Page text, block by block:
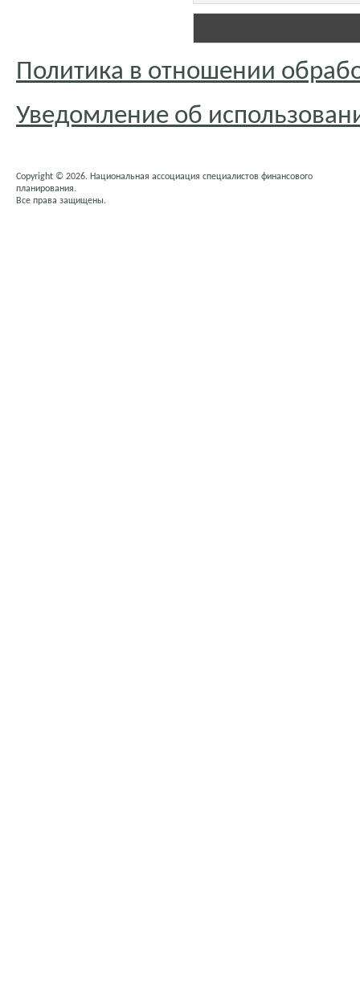
Политика в отношении
Уведомление об
Copyright © 2026. Национальная ассоциация специалистов финансового
планирования.
Все права защищены.